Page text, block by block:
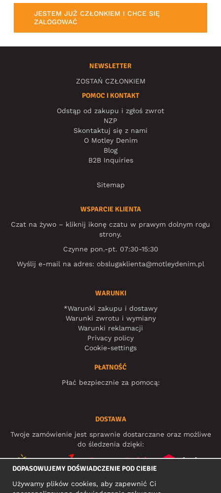
JESTEM JUŻ CZŁONKIEM I CHCE SIĘ
ZALOGOWAĆ
NEWSLETTER
ZOSTAŃ CZŁONKIEM
POMOC I KONTAKT
Odstąp od zakupu i zgłoś zwrot
NZP
Skontaktuj się z nami
O Motley Denim
Blog
B2B Inquiries
Sitemap
WSPARCIE KLIENTA
Czat na żywo – kliknij ikonę czatu w prawym dolnym rogu
strony.
Czynne pon.-pt. 07:30-15:30
Wyślij e-mail na adres: obslugaklienta@motleydenim.pl
WARUNKI
*Warunki zakupu i dostawy
Warunki zwrotu i wymiany
Warunki reklamacji
Privacy policy
Cookie-settings
PŁATNOŚĆ
Płać bezpiecznie za pomocą:
DOSTAWA
Twoje zamówienie jest sprawnie dostarczane oraz możliwe
do śledzenia dzięki:
MEDIA SPOŁECZNOŚCIOWE
DOPASOWUJEMY DOŚWIADCZENIE POD CIEBIE
Używamy plików cookies, aby zapewnić Ci